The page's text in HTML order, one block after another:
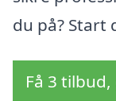
du på? Start
Få 3